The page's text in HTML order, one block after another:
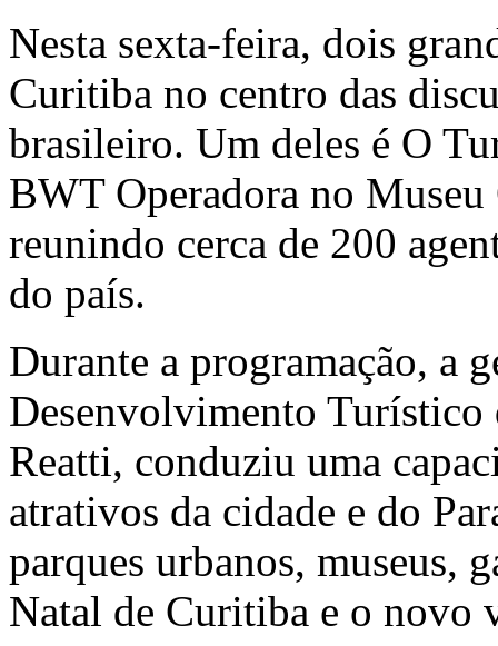
Nesta sexta-feira, dois
Curitiba no centro das
brasileiro. Um deles é O
BWT Operadora no
reunindo cerca de 200
do país.
Durante a programação, a
Desenvolvimento
Reatti, conduziu uma
atrativos da cidade e do
parques urbanos, museus,
Natal de Curitiba e o novo